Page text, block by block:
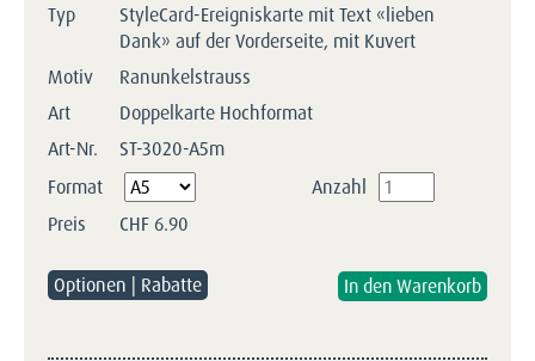
Typ
StyleCard-Ereigniskarte mit Text «lieben
Dank» auf der Vorderseite, mit Kuvert
Motiv
Ranunkelstrauss
Art
Doppelkarte Hochformat
Art-Nr.
ST-3020-A5m
Pflichtfeld
Format
Anzahl
Preis
CHF 6.90
Optionen | Rabatte